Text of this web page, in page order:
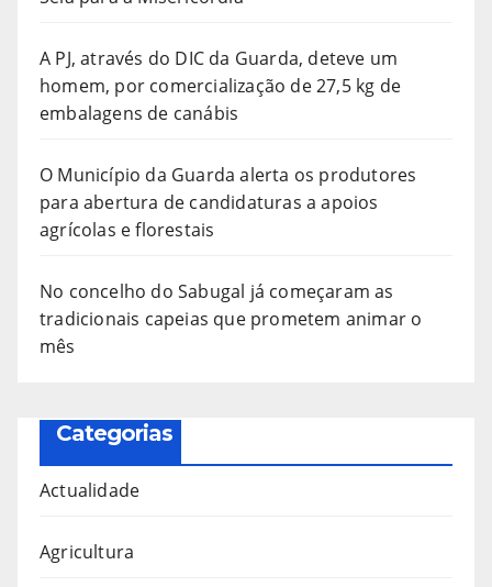
A PJ, através do DIC da Guarda, deteve um
homem, por comercialização de 27,5 kg de
embalagens de canábis
O Município da Guarda alerta os produtores
para abertura de candidaturas a apoios
agrícolas e florestais
No concelho do Sabugal já começaram as
tradicionais capeias que prometem animar o
mês
Categorias
Actualidade
Agricultura